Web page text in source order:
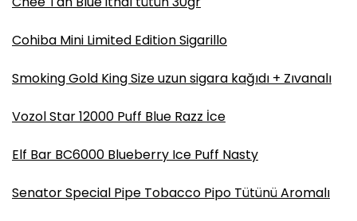
Cohiba Mini Limited Edition Sigarillo
Smoking Gold King Size uzun sigara kağıdı + Zıvanalı
Vozol Star 12000 Puff Blue Razz İce
Elf Bar BC6000 Blueberry Ice Puff Nasty
Senator Special Pipe Tobacco Pipo Tütünü Aromalı